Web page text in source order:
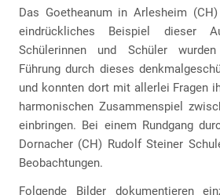
Das Goetheanum in Arlesheim
eindrückliches Beispiel dieser
Schülerinnen und Schüler
Führung durch dieses
und konnten dort mit allerlei Fragen
harmonischen Zusammenspiel
einbringen. Bei einem Rundgang
Dornacher (CH) Rudolf Steiner
Beobachtungen.
Folgende Bilder dokumentieren